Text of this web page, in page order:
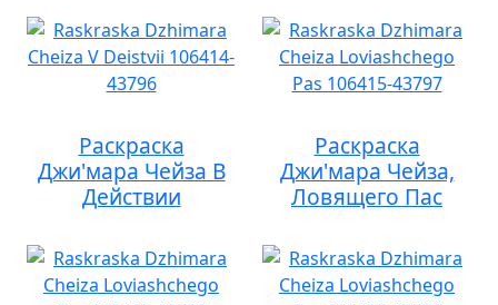
Раскраска
Джи'мара Чейза В
Действии
Раскраска
Джи'мара Чейза,
Ловящего Пас